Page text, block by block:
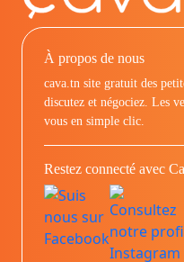
À propos de nous
cava.tn site gratuit des
discutez et négociez. Les
vous en simple clic.
Restez connecté avec